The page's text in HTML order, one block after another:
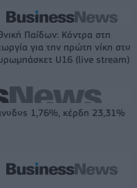
Παίδων: Κόντρα στη
για την πρώτη νίκη στο
U16 (live stream)
1,76%, κέρδη 23,31%